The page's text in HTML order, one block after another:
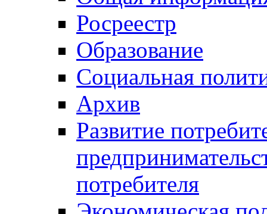
Росреестр
Образование
Социальная
Архив
Развитие
потребителя